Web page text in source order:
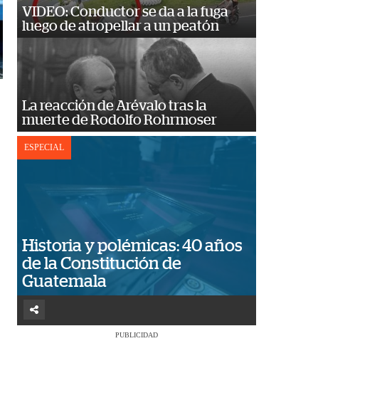
VIDEO: Conductor se da a la fuga
luego de atropellar a un peatón
La reacción de Arévalo tras la
muerte de Rodolfo Rohrmoser
ESPECIAL
Historia y polémicas: 40 años
de la Constitución de
Guatemala
PUBLICIDAD